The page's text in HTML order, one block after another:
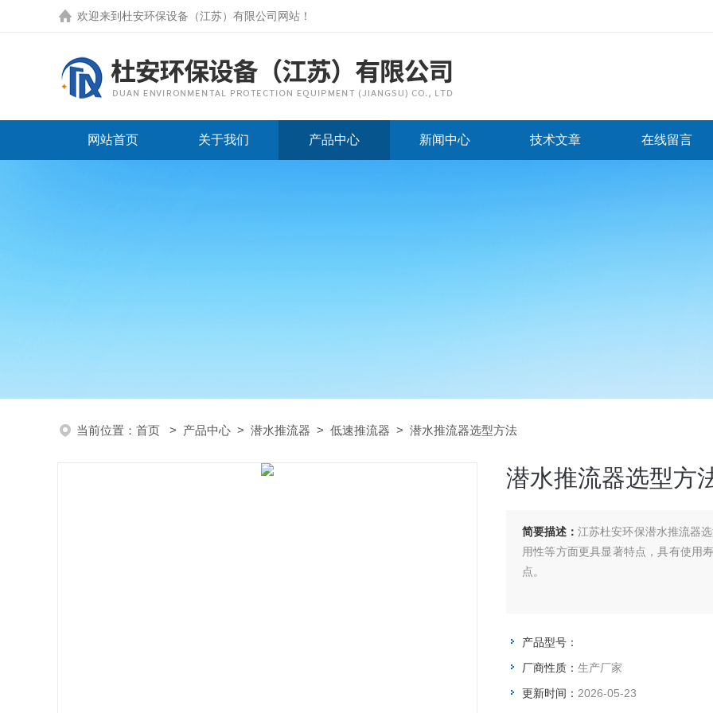
欢迎来到 杜安环保设备（江苏）有限公司网站 ！
网站首页 关于我们 产品中心 新闻中心 技术文章 在线留言
当前位置： 首页 > 产品中心 > 潜水推流器 > 低速推流器 > 潜水推流器选型方法
潜水推流器选型方
简要描述： 江苏杜安环保潜水推流器
用性等方面更具显著特点，具有使用
点。
产品型号：
厂商性质： 生产厂家
更新时间： 2026-05-23